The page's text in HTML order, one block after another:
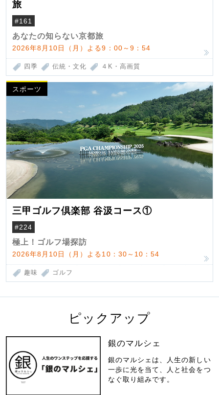
旅
#161
あなたの知らない京都旅
2026年8月10日（月）よる9：00～9：54
四季 伝統・文化 ４K・高画質
スポーツ
三甲ゴルフ倶楽部 谷汲コース①
#224
極上！ゴルフ場探訪
2026年8月10日（月）よる10：30～10：54
趣味 ゴルフ
ピックアップ
銀のマルシェ
銀のマルシェは、人生の新しい
一歩に光を当て、人と社会をつ
なぐ取り組みです。